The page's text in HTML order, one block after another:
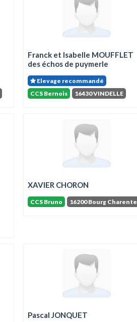
Franck et Isabelle MOUFFLET
des échos de puymerle
Elevage recommandé
CCS Bernois
16430 VINDELLE
XAVIER CHORON
CCS Bruno 16200 Bourg Charente
Pascal JONQUET